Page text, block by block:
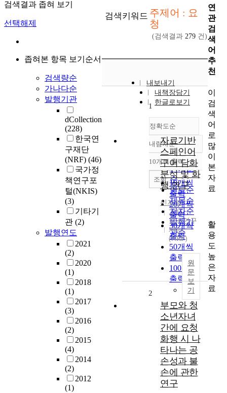
검색결과 좁혀 보기
선택해제
좁혀본 항목 보기순서
검색량순
가나다순
발행기관
dCollection
(228)
한국연
구재단
(NRF) (46)
국가정
책연구포
털(NKIS)
(3)
기타기
관 (2)
발행연도
2021
(2)
2020
(1)
2018
(1)
2017
(3)
2016
(2)
2015
(4)
2014
(2)
2012
(1)
검색키워드 주제어 : 요
청
(검색결과 279 건)
내보내기
내책장담기
한글로보기
정확도순
정확도
순
인기도
순
연도순
제목순
저자순
발행기
관순
내림차순
내림차순
10개씩 출력
10개씩
출력
20개씩
출력
30개씩
출력
50개씩
출력
100개씩
출력
조회
1
자료기반
스페인어
구어 담화
분석 및 화
행 연구
신자영
2015
한국연구
재단
(NRF)
원
문
보
기
2
부모와 청
소년자녀
간에 요청
화행 시 나
타나는 공
손성과 불
손에 관한
연구
연
관
검
색
어
추
천
이
검
색
어
로
많
이
본
자
료
활
용
도
높
은
자
료